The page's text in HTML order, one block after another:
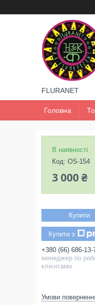
FLURANET
Головна
В наявності
Код: OS-154
3 000 ₴
Купити
Купити з
+380 (66) 686-13-
менеджер по
клієнтами